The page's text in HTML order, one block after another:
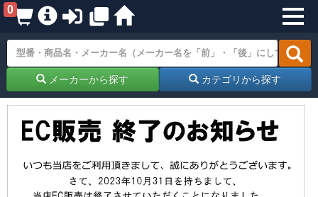
0
メーカーから探す カテゴリから探す